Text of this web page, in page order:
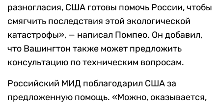
разногласия, США готовы помочь России, чтобы
смягчить последствия этой экологической
катастрофы», — написал Помпео. Он добавил,
что Вашингтон также может предложить
консультацию по техническим вопросам.
Российский МИД поблагодарил США за
предложенную помощь. «Можно, оказывается,